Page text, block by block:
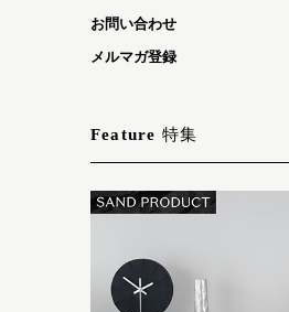
お問い合わせ
メルマガ登録
Feature 特集